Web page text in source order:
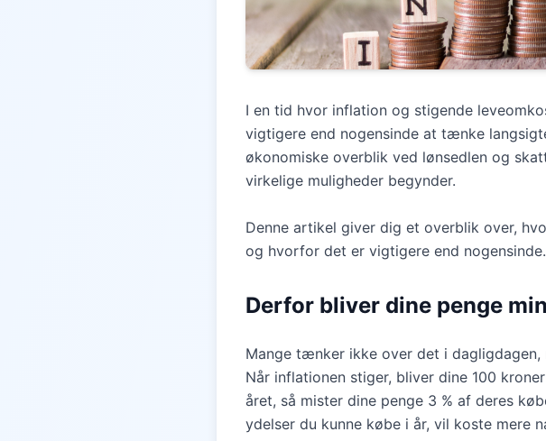
I en tid hvor inflation og stigende
vigtigere end nogensinde at tænke
økonomiske overblik ved lønsedlen og
virkelige muligheder begynder.
Denne artikel giver dig et overblik over,
og hvorfor det er vigtigere end nogensinde.
Derfor bliver dine penge
Mange tænker ikke over det i
Når inflationen stiger, bliver dine 100
året, så mister dine penge 3 % af deres
ydelser du kunne købe i år, vil koste mere